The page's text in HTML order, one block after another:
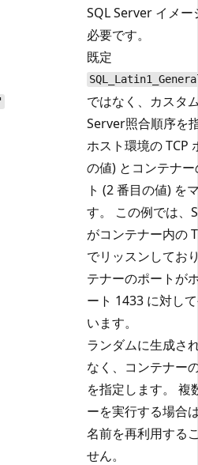
SQL Server イメー
必要です。
既定
ではなく、カスタ
Server照合順序を
ホスト環境の TCP
の値) とコンテナー
ト (2 番目の値) を
す。 この例では、
がコンテナー内の
でリッスンしてお
テナーのポートが
ート 1433 に対し
います。
ランダムに生成さ
なく、コンテナー
を指定します。 複
ーを実行する場合
名前を再利用する
せん。